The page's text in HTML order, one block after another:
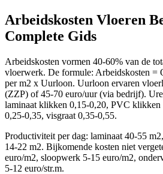
Arbeidskosten Vloeren
Complete Gids
Arbeidskosten vormen 40-60% van de
vloerwerk. De formule: Arbeidskosten =
per m2 x Uurloon. Uurloon ervaren
(ZZP) of 45-70 euro/uur (via bedrijf).
laminaat klikken 0,15-0,20, PVC
0,25-0,35, visgraat 0,35-0,55.
Productiviteit per dag: laminaat 40-55
14-22 m2. Bijkomende kosten niet
euro/m2, sloopwerk 5-15 euro/m2,
5-12 euro/str.m.